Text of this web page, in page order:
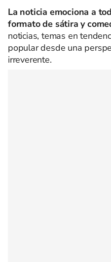
La noticia emociona a
formato de sátira y
noticias, temas en
popular desde una
irreverente.